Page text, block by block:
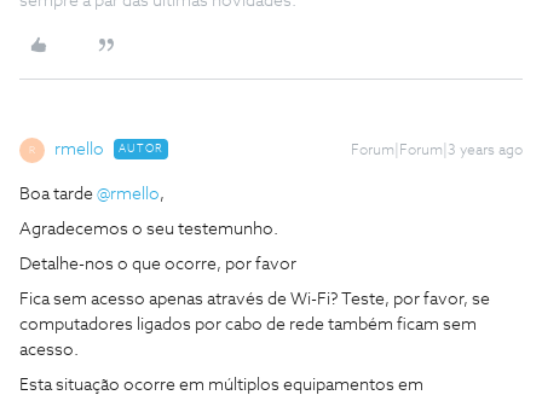
R rmello AUTOR Forum|Forum|3 years ago
Boa tarde @rmello,
Agradecemos o seu testemunho.
Detalhe-nos o que ocorre, por favor
Fica sem acesso apenas através de Wi-Fi? Teste, por favor, se
computadores ligados por cabo de rede também ficam sem
acesso.
Esta situação ocorre em múltiplos equipamentos em